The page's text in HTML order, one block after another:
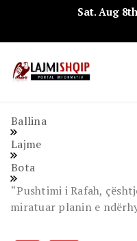
Sat. Aug
Ballina
Lajme
Bota
“Pushtimi i Rafah,
miratuar planin e